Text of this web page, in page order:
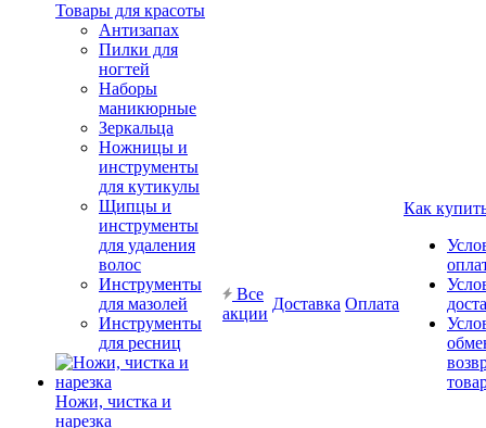
Товары для красоты
Антизапах
Пилки для
ногтей
Наборы
маникюрные
Зеркальца
Ножницы и
инструменты
для кутикулы
Щипцы и
инструменты
для удаления
волос
Инструменты
для мазолей
Инструменты
для ресниц
Ножи, чистка и
нарезка
Все
акции
Доставка Оплата
Как